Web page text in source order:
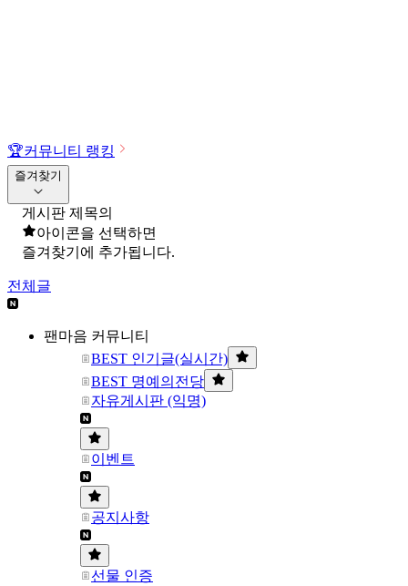
🏆커뮤니티 랭킹
즐겨찾기
게시판 제목의
아이콘을 선택하면
즐겨찾기에 추가됩니다.
전체글
팬마음 커뮤니티
BEST 인기글(실시간)
BEST 명예의전당
자유게시판 (익명)
이벤트
공지사항
선물 인증